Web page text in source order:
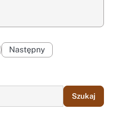
Stronicowanie
Następny
Szukaj